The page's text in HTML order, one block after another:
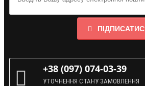
+38 (097) 074-03-39
УТОЧНЕННЯ СТАНУ ЗАМОВЛЕННЯ